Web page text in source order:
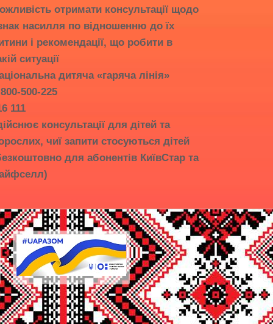
отримати консультації щодо
насилля по відношенню до їх
і рекомендації, що робити в
ситуації
дитяча «гаряча лінія»
500-225
111
консультації для дітей та
чиї запити стосуються дітей
для абонентів КиївСтар та